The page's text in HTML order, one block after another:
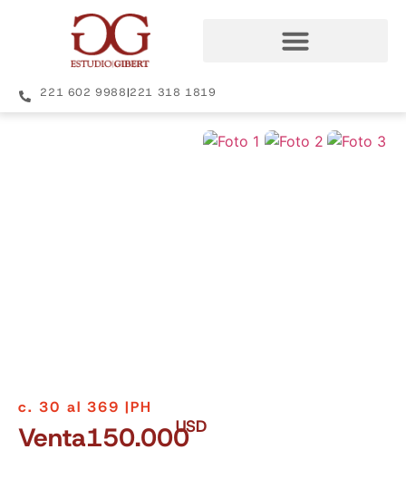
221 602 9988|221 318 1819
c. 30 al 369 |PH
Venta150.000USD